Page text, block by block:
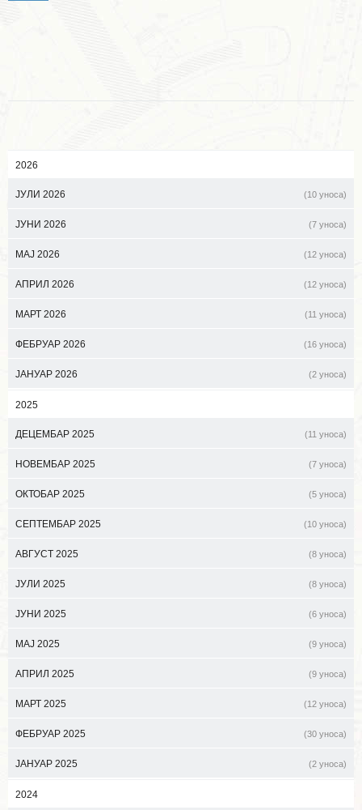
2026
ЈУЛИ 2026 (10 уноса)
ЈУНИ 2026 (7 уноса)
МАЈ 2026 (12 уноса)
АПРИЛ 2026 (12 уноса)
МАРТ 2026 (11 уноса)
ФЕБРУАР 2026 (16 уноса)
ЈАНУАР 2026 (2 уноса)
2025
ДЕЦЕМБАР 2025 (11 уноса)
НОВЕМБАР 2025 (7 уноса)
ОКТОБАР 2025 (5 уноса)
СЕПТЕМБАР 2025 (10 уноса)
АВГУСТ 2025 (8 уноса)
ЈУЛИ 2025 (8 уноса)
ЈУНИ 2025 (6 уноса)
МАЈ 2025 (9 уноса)
АПРИЛ 2025 (9 уноса)
МАРТ 2025 (12 уноса)
ФЕБРУАР 2025 (30 уноса)
ЈАНУАР 2025 (2 уноса)
2024